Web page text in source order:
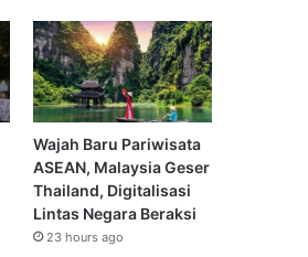
Wajah Baru Pariwisata
ASEAN, Malaysia Geser
Thailand, Digitalisasi
Lintas Negara Beraksi
23 hours ago